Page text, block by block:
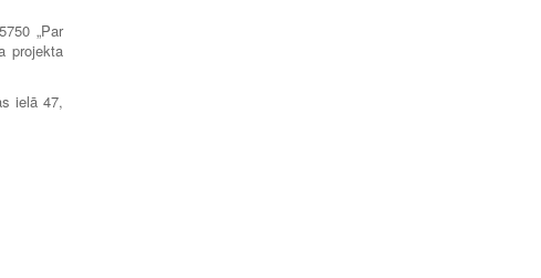
„Par
projekta
ielā 47,